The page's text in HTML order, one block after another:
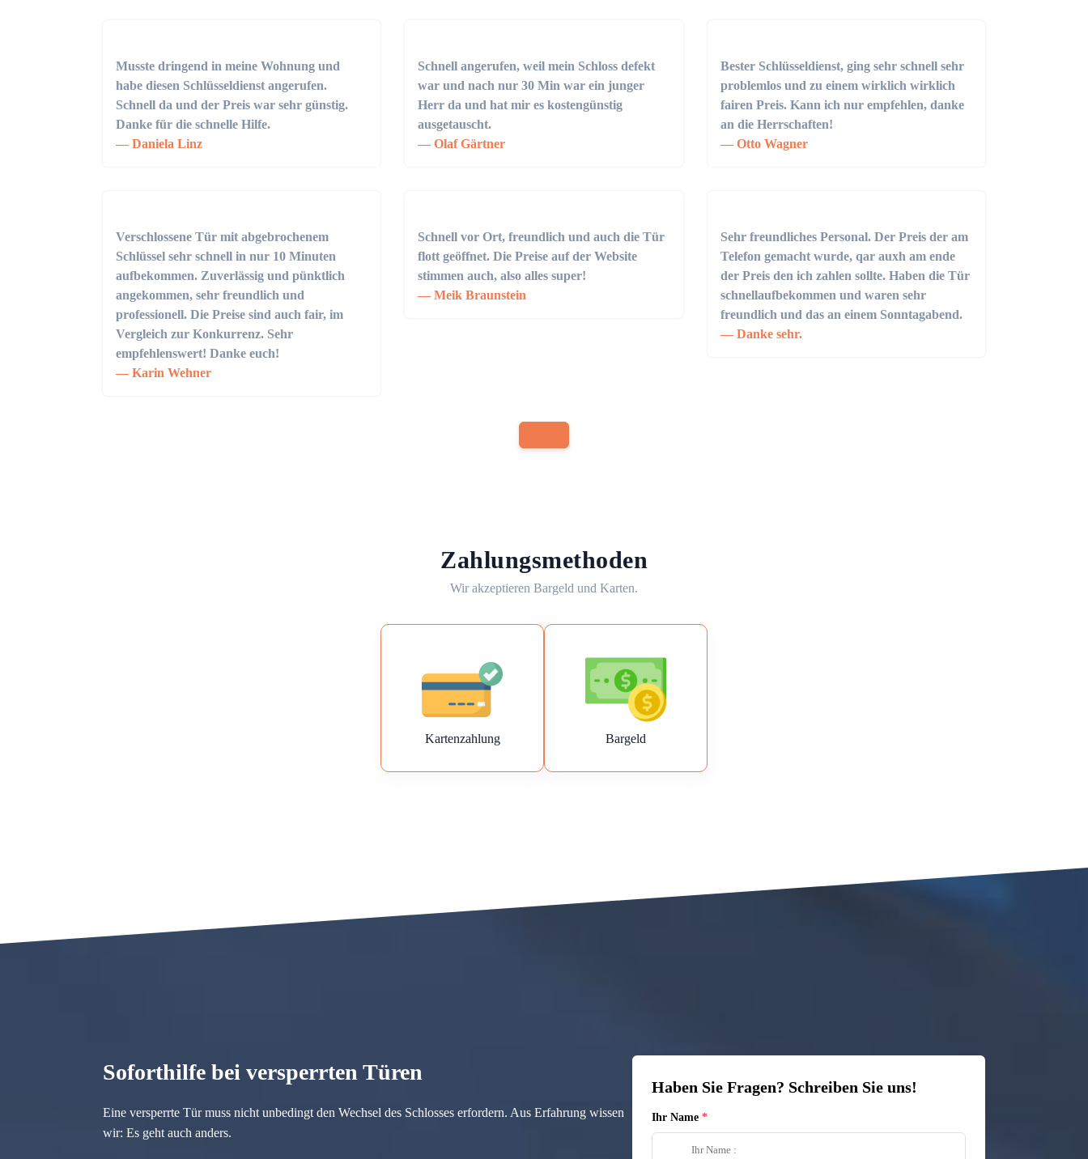
Musste dringend in meine Wohnung und
habe diesen Schlüsseldienst angerufen.
Schnell da und der Preis war sehr günstig.
Danke für die schnelle Hilfe.
Daniela Linz
Schnell angerufen, weil mein Schloss defekt
war und nach nur 30 Min war ein junger
Herr da und hat mir es kostengünstig
ausgetauscht.
Olaf Gärtner
Bester Schlüsseldienst, ging sehr schnell sehr
problemlos und zu einem wirklich wirklich
fairen Preis. Kann ich nur empfehlen, danke
an die Herrschaften!
Otto Wagner
Verschlossene Tür mit abgebrochenem
Schlüssel sehr schnell in nur 10 Minuten
aufbekommen. Zuverlässig und pünktlich
angekommen, sehr freundlich und
professionell. Die Preise sind auch fair, im
Vergleich zur Konkurrenz. Sehr
empfehlenswert! Danke euch!
Karin Wehner
Schnell vor Ort, freundlich und auch die Tür
flott geöffnet. Die Preise auf der Website
stimmen auch, also alles super!
Meik Braunstein
Sehr freundliches Personal. Der Preis der am
Telefon gemacht wurde, qar auxh am ende
der Preis den ich zahlen sollte. Haben die Tür
schnellaufbekommen und waren sehr
freundlich und das an einem Sonntagabend.
Danke sehr.
Zahlungsmethoden
Wir akzeptieren Bargeld und Karten.
Kartenzahlung Bargeld
Soforthilfe bei versperrten Türen
Eine versperrte Tür muss nicht unbedingt den Wechsel des Schlosses erfordern. Aus Erfahrung wissen
wir: Es geht auch anders.
Haben Sie Fragen? Schreiben Sie uns!
Ihr Name